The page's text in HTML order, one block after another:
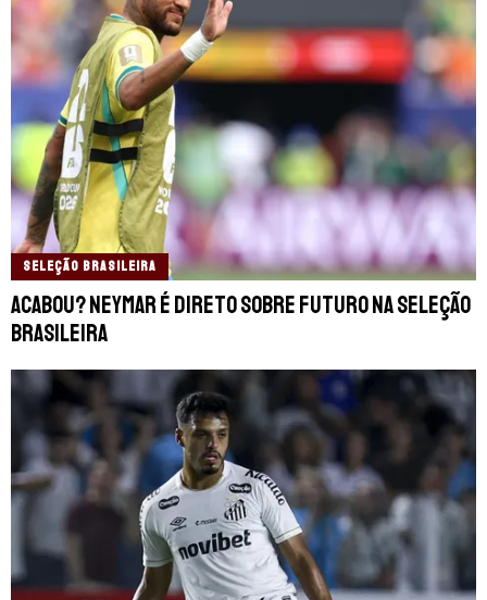
SELEÇÃO BRASILEIRA
Acabou? Neymar é direto sobre futuro na Seleção
Brasileira